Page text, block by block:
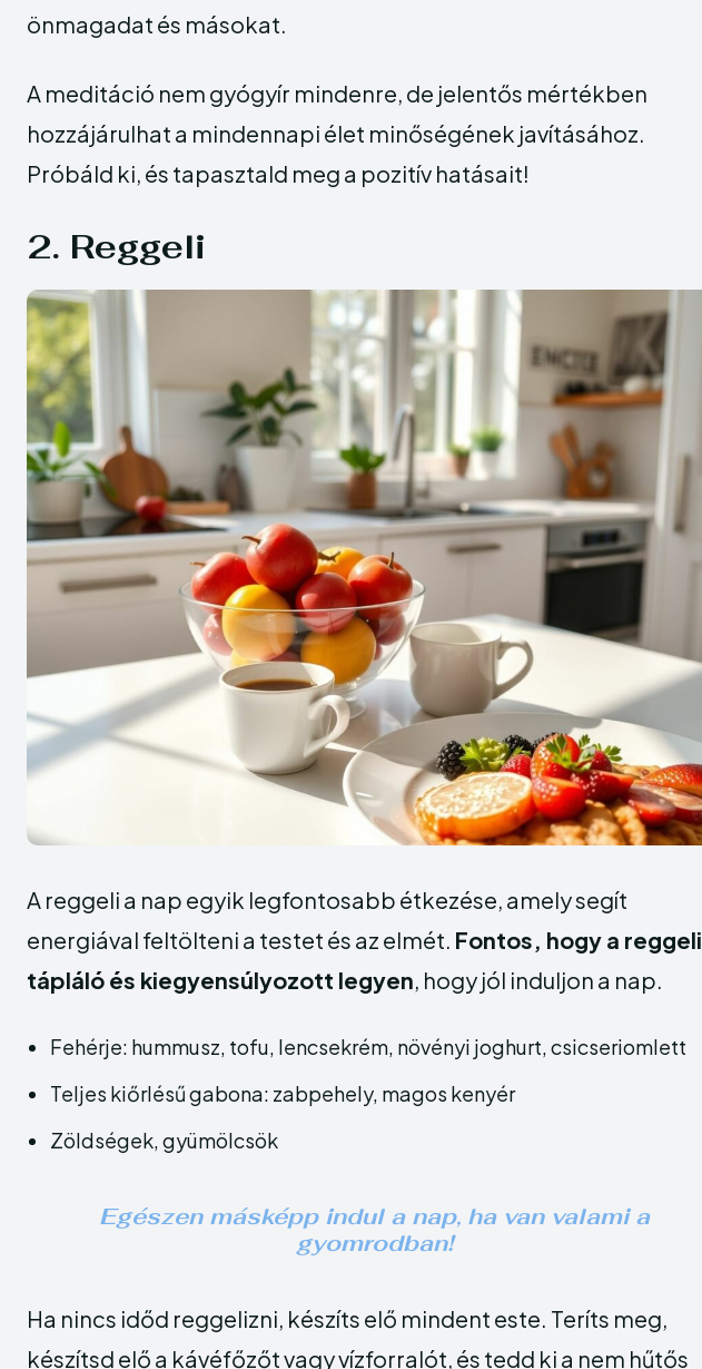
önmagadat és másokat.
A meditáció nem gyógyír mindenre, de jelentős mértékben
hozzájárulhat a mindennapi élet minőségének javításához.
Próbáld ki, és tapasztald meg a pozitív hatásait!
2. Reggeli
A reggeli a nap egyik legfontosabb étkezése, amely segít
energiával feltölteni a testet és az elmét. Fontos, hogy a reggeli
tápláló és kiegyensúlyozott legyen, hogy jól induljon a nap.
Fehérje: hummusz, tofu, lencsekrém, növényi joghurt, csicseriomlett
Teljes kiőrlésű gabona: zabpehely, magos kenyér
Zöldségek, gyümölcsök
Egészen másképp indul a nap, ha van valami a
gyomrodban!
Ha nincs időd reggelizni, készíts elő mindent este. Teríts meg,
készítsd elő a kávéfőzőt vagy vízforralót, és tedd ki a nem hűtős